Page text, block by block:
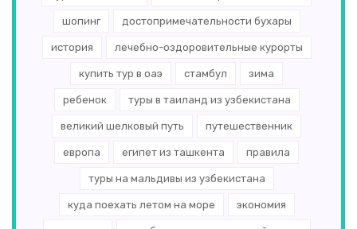
шопинг достопримечательности бухары
история лечебно-оздоровительные курорты
купить тур в оаэ стамбул зима
ребенок туры в таиланд из узбекистана
великий шелковый путь путешественник
европа египет из ташкента правила
туры на мальдивы из узбекистана
куда поехать летом на море экономия